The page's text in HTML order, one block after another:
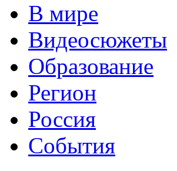
В мире
Видеосюжеты
Образование
Регион
Россия
События